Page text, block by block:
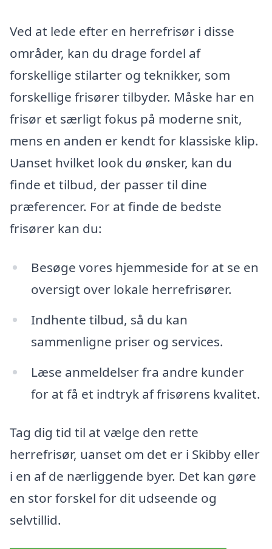
Ved at lede efter en herrefrisør i disse
områder, kan du drage fordel af
forskellige stilarter og teknikker, som
forskellige frisører tilbyder. Måske har en
frisør et særligt fokus på moderne snit,
mens en anden er kendt for klassiske klip.
Uanset hvilket look du ønsker, kan du
finde et tilbud, der passer til dine
præferencer. For at finde de bedste
frisører kan du:
Besøge vores hjemmeside for at se en
oversigt over lokale herrefrisører.
Indhente tilbud, så du kan
sammenligne priser og services.
Læse anmeldelser fra andre kunder
for at få et indtryk af frisørens kvalitet.
Tag dig tid til at vælge den rette
herrefrisør, uanset om det er i Skibby eller
i en af de nærliggende byer. Det kan gøre
en stor forskel for dit udseende og
selvtillid.